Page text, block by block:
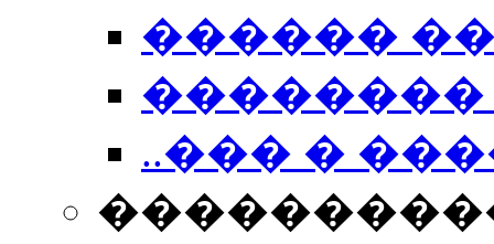
������
��������
..��� �
����������